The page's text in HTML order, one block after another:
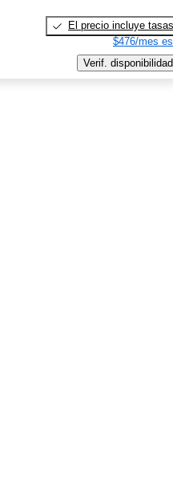
El precio incluye tasas
$476/mes
Verif. disponibilidad